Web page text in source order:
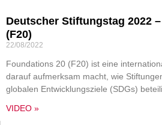
Deutscher Stiftungstag 2022
(F20)
22/08/2022
Foundations 20 (F20) ist eine
darauf aufmerksam macht, wie
globalen Entwicklungsziele (SDGs)
VIDEO »